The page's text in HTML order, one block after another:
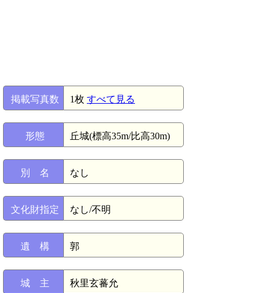
掲載写真数 1枚 すべて見る
形態 丘城(標高35m/比高30m)
別 名 なし
文化財指定 なし/不明
遺 構 郭
城 主 秋里玄蕃允